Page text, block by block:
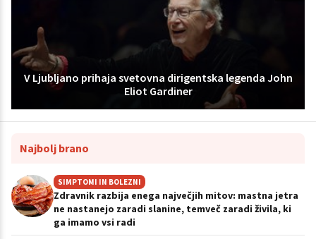
V Ljubljano prihaja svetovna dirigentska legenda John
Eliot Gardiner
Najbolj brano
SIMPTOMI IN BOLEZNI
Zdravnik razbija enega največjih mitov: mastna jetra
ne nastanejo zaradi slanine, temveč zaradi živila, ki
ga imamo vsi radi